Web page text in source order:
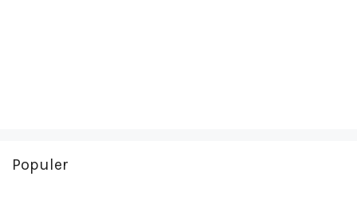
Populer